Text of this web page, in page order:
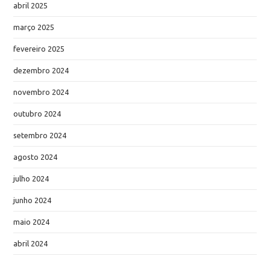
abril 2025
março 2025
fevereiro 2025
dezembro 2024
novembro 2024
outubro 2024
setembro 2024
agosto 2024
julho 2024
junho 2024
maio 2024
abril 2024